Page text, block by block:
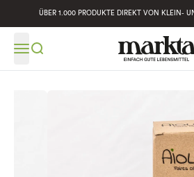
ÜBER 1.000 PRODUKTE DIREKT VON KLEIN-